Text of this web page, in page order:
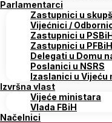
Parlamentarci
Zastupnici u
Vijećnici /
Zastupnici u
Zastupnici u PFBiH
Delegati u Domu
Poslanici u NSRS
Izaslanici u Vijeću
Izvršna vlast
Vijeće ministara
Vlada FBiH
Načelnici